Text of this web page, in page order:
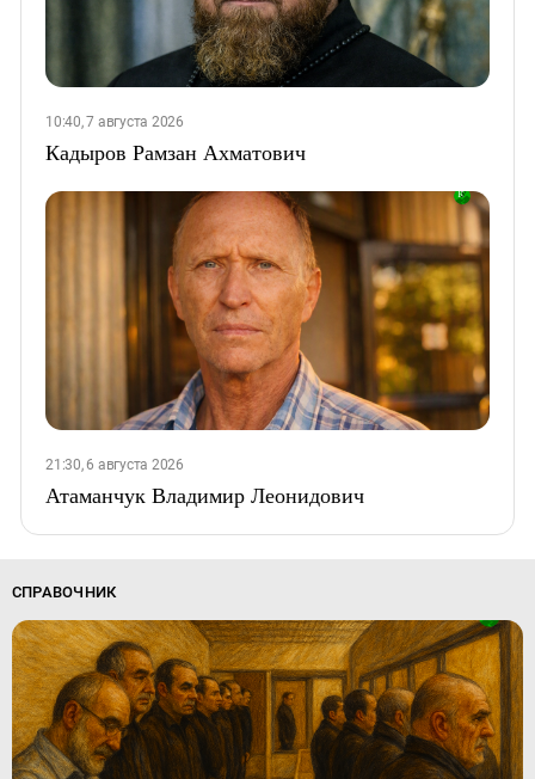
10:40, 7 августа 2026
Кадыров Рамзан Ахматович
21:30, 6 августа 2026
Атаманчук Владимир Леонидович
СПРАВОЧНИК